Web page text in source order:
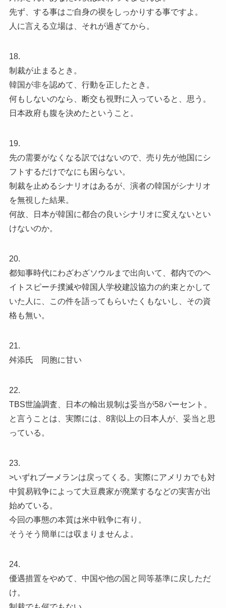
先ず、する事はご自身の禊をしっかりする事ですよ。
人に言える立場は、それが過ぎてから。
18.
制裁が止まるとき。
韓国が非を認めて、行動を正したとき。
何もしないのなら、断交も視野に入っていると、思う。
日本政府も腹を決めたということ。
19.
先の需要がなくなる訳ではないので、売り先が他国にシ
フトするだけでなにも困らない。
制裁を止めるシナリオはあるが、演者の韓国がシナリオ
を無視した結果。
何故、日本が韓国に都合の良いシナリオに変えないとい
けないのか。
20.
都知事時代にわざわざソウルまで出向いて、都内でのヘ
イトスピーチ撲滅や韓国人学校建設協力の約束とかして
いた人に、この件を語ってもらいたくもないし、その資
格も無い。
21.
舛添氏 同胞に甘い
22.
TBS世論調査、日本の輸出規制は妥当が58パーセント。
と言うことは、実際には、8割以上の日本人が、妥当と思
っている。
23.
>いずれブーメランは戻ってくる。実際にアメリカでも対
中貿易戦争によって大豆農家が廃業するなどの実害が出
始めている。
今回の事態の本質は米中戦争に有り。
そうそう簡単には収まりませんよ。
24.
優遇措置をやめて、中国や他の国と同等基準に戻しただ
け。